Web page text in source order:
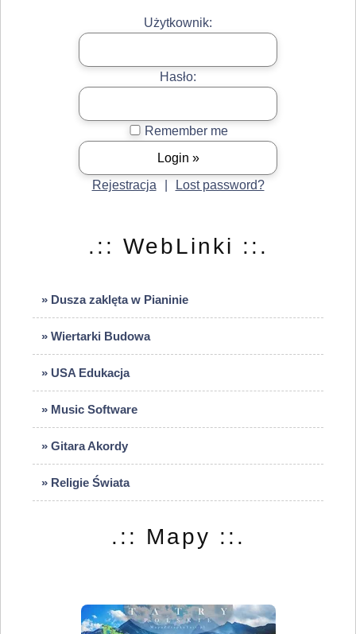
Użytkownik:
Hasło:
Remember me
Rejestracja Lost password?
.:: WebLinki ::.
» Dusza zaklęta w Pianinie
» Wiertarki Budowa
» USA Edukacja
» Music Software
» Gitara Akordy
» Religie Świata
.:: Mapy ::.